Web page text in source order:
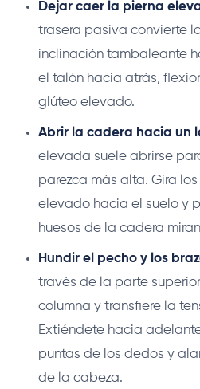
Dejar caer la pierna
trasera pasiva convierte
inclinación tambaleante
el talón hacia atrás,
glúteo elevado.
Abrir la cadera hacia un
elevada suele abrirse
parezca más alta. Gira
elevado hacia el suelo y
huesos de la cadera
Hundir el pecho y los
través de la parte
columna y transfiere la
Extiéndete hacia
puntas de los dedos y
de la cabeza.